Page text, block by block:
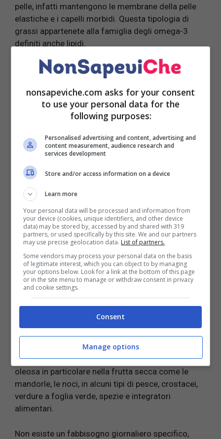
pelle, infatti mantengono le membrane della pelle
elastiche e i capelli morbidi. Questa tipologia di
grassi appartenete alla famiglia degli omega-3
definiti anche lipidi.
A loro volta si suddividono in lipidi semplici o
complessi e sono chiamati acidi grassi, lipidi o
vitamina F è la stessa cosa. È necessaria la
continua assunzione di determinati alimenti così
che il corpo possa rilasciare piccole quantità
Quando si assumono determinati integratori e cibi
si consiglia di evitare che quest’ultimi vanno a
contatto con fonti di calore, visto che sono
suscettibili al calore e alla luce. Quindi si
consigliano cibi freschi o cotti poco.
LEGGI ANCHE:
Ecco gli alimenti che
contengono questo enzima e
cosa comporta la carenza o
il sovraddosaggio!
La vitamina F la si può trovare in determinati
alimenti come in alcuni oli vegetali tipo quello di
girasole, soia o arachide. In alcuni tipi di frutta
oleosa in particolare nella frutta secca come le
mandorle, le noci, in alcuni tipi di pesce, crostacei,
verdure a foglia verde, spezie e integratori
alimentari.
Non esiste un fabbisogno giornaliero specifico,
nonsapeviche.com asks for your consent
to use your personal data for the
following purposes:
Personalised advertising and content, advertising and
content measurement, audience research and
services development
Store and/or access information on a device
Learn more
Your personal data will be processed and information from
your device (cookies, unique identifiers, and other device
data) may be stored by, accessed by and shared with 319
partners, or used specifically by this site. We and our partners
may use precise geolocation data. List of partners.
Some vendors may process your personal data on the basis
of legitimate interest, which you can object to by managing
your options below. Look for a link at the bottom of this page
or in the site menu to manage or withdraw consent in privacy
and cookie settings.
Consent
Manage options